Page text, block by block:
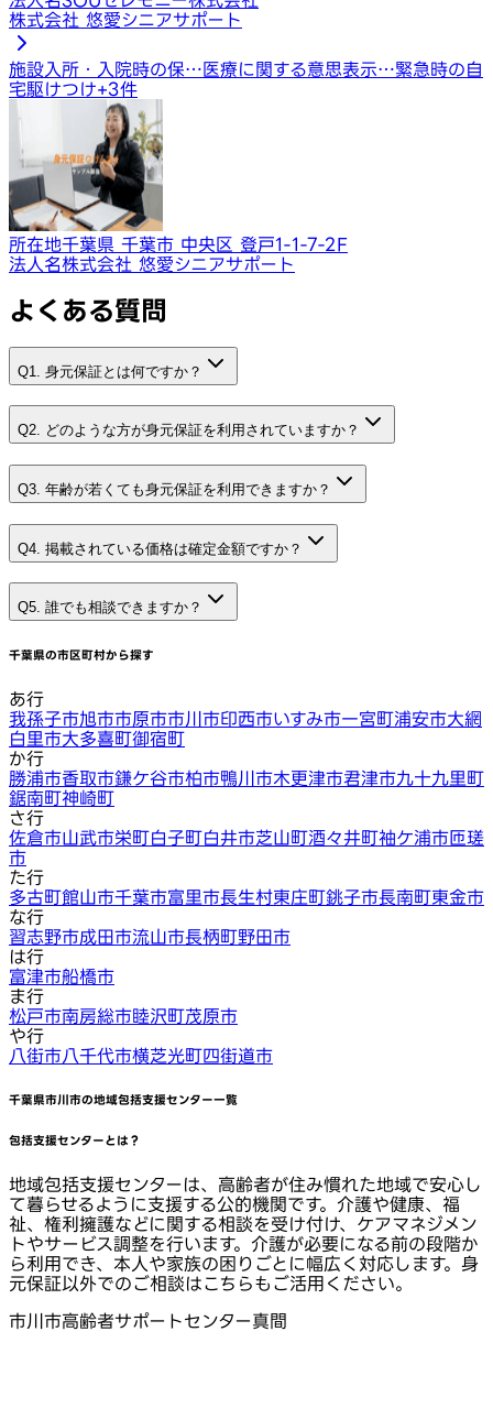
株式会社 悠愛シニアサポート
施設入所・入院時の保…医療に関する意思表示…緊急時の自
宅駆けつけ+3件
所在地千葉県 千葉市 中央区 登戸1-1-7-2F
法人名株式会社 悠愛シニアサポート
よくある質問
Q1. 身元保証とは何ですか？
Q2. どのような方が身元保証を利用されていますか？
Q3. 年齢が若くても身元保証を利用できますか？
Q4. 掲載されている価格は確定金額ですか？
Q5. 誰でも相談できますか？
千葉県の市区町村から探す
あ行
我孫子市旭市市原市市川市印西市いすみ市一宮町浦安市大網
白里市大多喜町御宿町
か行
勝浦市香取市鎌ケ谷市柏市鴨川市木更津市君津市九十九里町
鋸南町神崎町
さ行
佐倉市山武市栄町白子町白井市芝山町酒々井町袖ケ浦市匝瑳
市
た行
多古町館山市千葉市富里市長生村東庄町銚子市長南町東金市
な行
習志野市成田市流山市長柄町野田市
は行
富津市船橋市
ま行
松戸市南房総市睦沢町茂原市
や行
八街市八千代市横芝光町四街道市
千葉県市川市の地域包括支援センター一覧
包括支援センターとは？
地域包括支援センターは、高齢者が住み慣れた地域で安心し
て暮らせるように支援する公的機関です。介護や健康、福
祉、権利擁護などに関する相談を受け付け、ケアマネジメン
トやサービス調整を行います。介護が必要になる前の段階か
ら利用でき、本人や家族の困りごとに幅広く対応します。身
元保証以外でのご相談はこちらもご活用ください。
市川市高齢者サポートセンター真間